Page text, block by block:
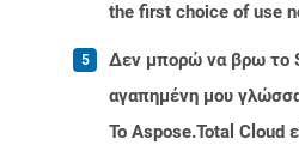
the first choice of use
Δεν μπορώ να βρω το
αγαπημένη μου
Το Aspose.Total Cloud